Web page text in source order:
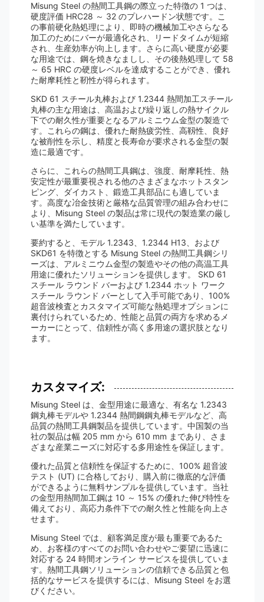
Misung Steel の熱間工具鋼の際立った特徴の 1 つは、
硬度評価 HRC28 ～ 32 のプレハードン状態です。こ
の事前硬化熱処理により、即時の機械加工やさらなる
加工のためにバーが最適化され、リードタイムが短縮
され、生産効率が向上します。さらに高い硬度が必要
な用途では、鋼を焼きなましし、その後熱処理して 58
～ 65 HRC の硬度レベルを達成することができ、優れ
た耐摩耗性と靭性が得られます。
SKD 61 スチール丸棒および 1.2344 熱間加工スチール
丸棒の主な用途は、高温および繰り返しの熱サイクル
下での耐久性が重要となるアルミニウム金型の製造で
す。これらの鋼は、優れた耐熱疲労性、高靱性、良好
な被削性を示し、精度と長寿命が要求される金型の製
造に最適です。
さらに、これらの熱間工具鋼は、強度、耐摩耗性、熱
安定性が最重要視される他のさまざまなホットスタン
ピング、ダイカスト、鍛造工具部品にも適していま
す。高度な冶金技術と厳格な品質管理の組み合わせに
より、Misung Steel の製品は常に現代の製造業の厳し
い基準を満たしています。
要約すると、モデル 1.2343、1.2344 H13、および
SKD61 を特徴とする Misung Steel の熱間工具鋼シリ
ーズは、アルミニウム金型の製造やその他の高温工具
用途に優れたソリューションを提供します。 SKD 61
スチール ラウンド バーおよび 1.2344 ホット ワーク
スチール ラウンド バーとして入手可能であり、100%
超音波検査とカスタマイズ可能な熱処理オプションに
裏付けられているため、性能と品質の両方を求めるメ
ーカーにとって、信頼性が高く多用途の選択肢となり
ます。
カスタマイズ:
Misung Steel は、金型用途に最適な、有名な 1.2343
鋼丸棒モデルや 1.2344 熱間鋼鋼丸棒モデルなど、高
品質の熱間工具鋼製品を提供しています。中国製の当
社の製品は幅 205 mm から 610 mm まであり、さま
ざまな産業ニーズに対応する多用途性を保証します。
優れた品質と信頼性を保証するために、100% 超音波
テスト (UT) に合格しており、購入前に徹底的な評価
ができるように無料サンプルを提供しています。当社
の金型用熱間加工鋼は 10 ～ 15% の優れた伸び特性を
備えており、高応力条件下での耐久性と性能を向上さ
せます。
Misung Steel では、顧客満足度が最も重要であるた
め、お客様のすべてのお問い合わせやご要望に迅速に
対応する 24 時間オンライン サービスを提供していま
す。熱間工具鋼ソリューションの信頼できる品質と包
括的なサービスを提供するには、Misung Steel をお選
びください。